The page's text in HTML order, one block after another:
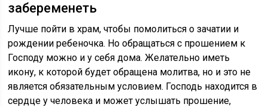
забеременеть
Лучше пойти в храм, чтобы помолиться о зачатии и
рождении ребеночка. Но обращаться с прошением к
Господу можно и у себя дома. Желательно иметь
икону, к которой будет обращена молитва, но и это не
является обязательным условием. Господь находится в
сердце у человека и может услышать прошение,